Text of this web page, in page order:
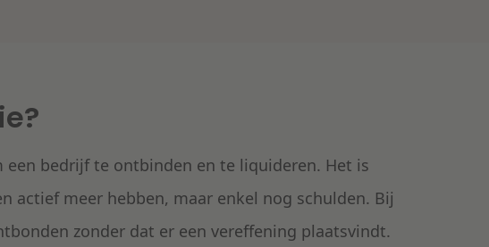
bedrijf te ontbinden en te liquideren. Het is
actief meer hebben, maar enkel nog schulden. Bij
zonder dat er een vereffening plaatsvindt.